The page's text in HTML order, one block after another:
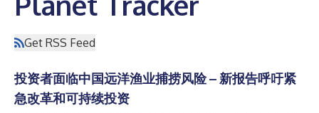
Get RSS Feed
投资者面临中国远洋渔业捕捞风险 – 新报告呼吁紧
急改革和可持续投资